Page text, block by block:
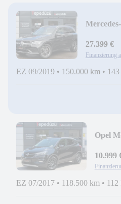
27.399 €
Finanzierung
EZ 09/2019 • 150.000 km •
Opel
10.999
EZ 07/2017 • 118.500 km •